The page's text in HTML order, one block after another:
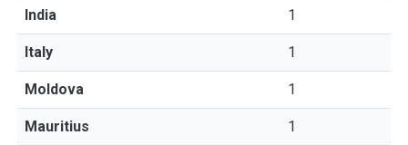
India 1
Italy 1
Moldova 1
Mauritius 1